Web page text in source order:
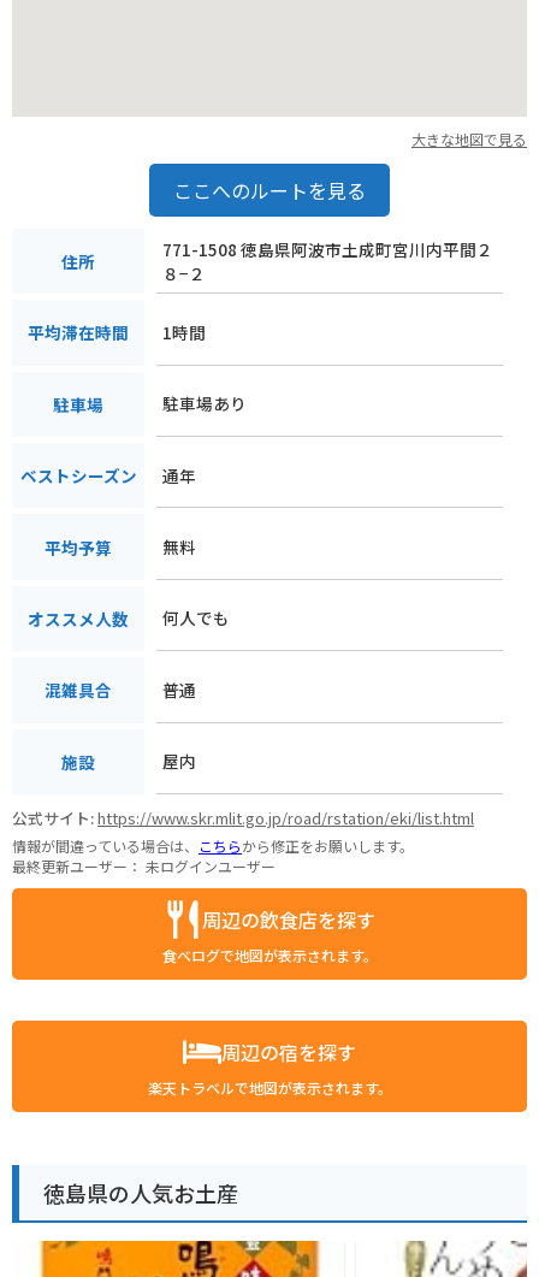
大きな地図で見る
ここへのルートを見る
住所
771-1508 徳島県阿波市土成町宮川内平間２
８−２
平均滞在時間 1時間
駐車場 駐車場あり
ベストシーズン 通年
平均予算 無料
オススメ人数 何人でも
混雑具合 普通
施設 屋内
公式サイト:https://www.skr.mlit.go.jp/road/rstation/eki/list.html
情報が間違っている場合は、 こちらから修正をお願いします。
最終更新ユーザー： 未ログインユーザー
周辺の飲食店を探す
食べログで地図が表示されます。
周辺の宿を探す
楽天トラベルで地図が表示されます。
徳島県の人気お土産